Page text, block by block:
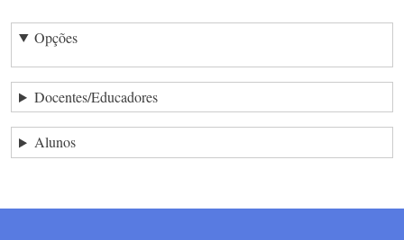
Opções
Docentes/Educadores
Alunos